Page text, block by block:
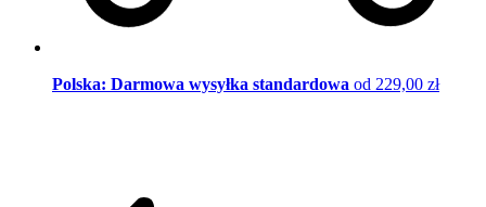
Polska: Darmowa wysyłka standardowa od 229,00 zł